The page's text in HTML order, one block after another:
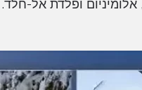
ופלדת אל-